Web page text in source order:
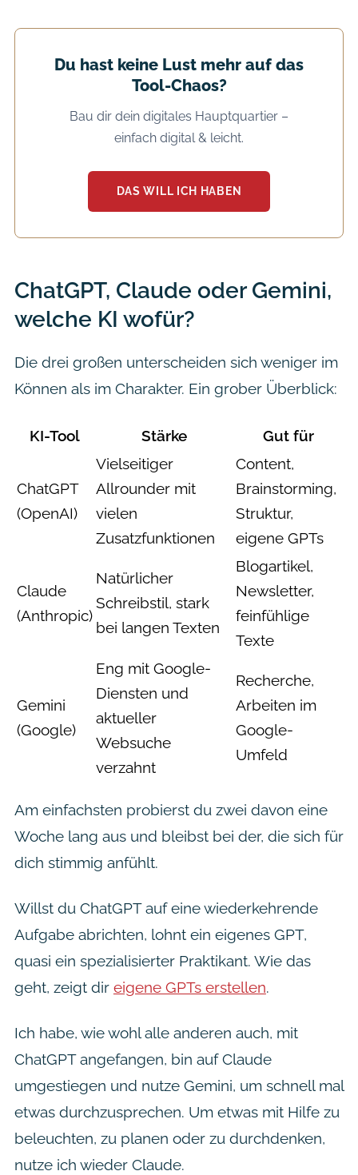
Du hast keine Lust mehr auf das
Tool-Chaos?
Bau dir dein digitales Hauptquartier –
einfach digital & leicht.
DAS WILL ICH HABEN
ChatGPT, Claude oder Gemini,
welche KI wofür?
Die drei großen unterscheiden sich weniger im
Können als im Charakter. Ein grober Überblick:
KI-Tool Stärke Gut für
ChatGPT
(OpenAI)
Vielseitiger
Allrounder mit
vielen
Zusatzfunktionen
Content,
Brainstorming,
Struktur,
eigene GPTs
Claude
(Anthropic)
Natürlicher
Schreibstil, stark
bei langen Texten
Blogartikel,
Newsletter,
feinfühlige
Texte
Gemini
(Google)
Eng mit Google-
Diensten und
aktueller
Websuche
verzahnt
Recherche,
Arbeiten im
Google-
Umfeld
Am einfachsten probierst du zwei davon eine
Woche lang aus und bleibst bei der, die sich für
dich stimmig anfühlt.
Willst du ChatGPT auf eine wiederkehrende
Aufgabe abrichten, lohnt ein eigenes GPT,
quasi ein spezialisierter Praktikant. Wie das
geht, zeigt dir eigene GPTs erstellen.
Ich habe, wie wohl alle anderen auch, mit
ChatGPT angefangen, bin auf Claude
umgestiegen und nutze Gemini, um schnell mal
etwas durchzusprechen. Um etwas mit Hilfe zu
beleuchten, zu planen oder zu durchdenken,
nutze ich wieder Claude.